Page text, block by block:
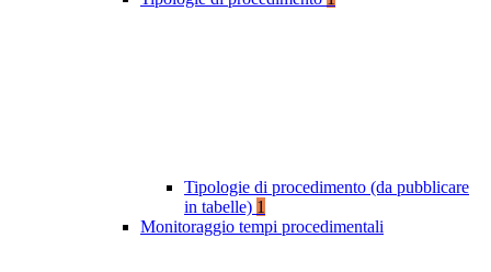
Tipologie di procedimento (da pubblicare
in tabelle) 1
Monitoraggio tempi procedimentali